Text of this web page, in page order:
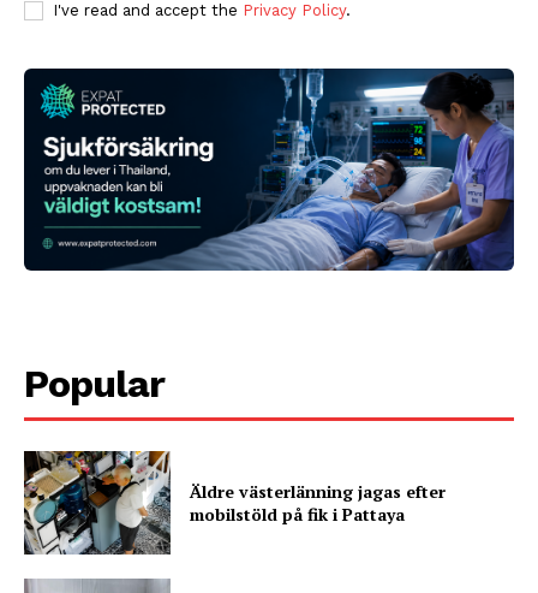
I've read and accept the Privacy Policy.
Popular
Äldre västerlänning jagas efter
mobilstöld på fik i Pattaya